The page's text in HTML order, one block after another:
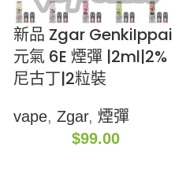
新品 Zgar GenkiIppai
元氣 6E 煙彈 |2ml|2%
尼古丁|2粒裝
vape, Zgar, 煙彈
$99.00